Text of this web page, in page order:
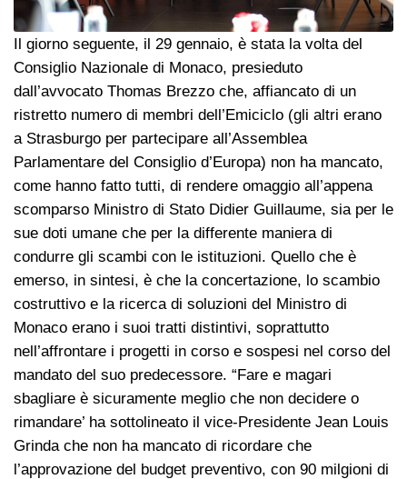
Il giorno seguente, il 29 gennaio, è stata la volta del
Consiglio Nazionale di Monaco, presieduto
dall’avvocato Thomas Brezzo che, affiancato di un
ristretto numero di membri dell’Emiciclo (gli altri erano
a Strasburgo per partecipare all’Assemblea
Parlamentare del Consiglio d’Europa) non ha mancato,
come hanno fatto tutti, di rendere omaggio all’appena
scomparso Ministro di Stato Didier Guillaume, sia per le
sue doti umane che per la differente maniera di
condurre gli scambi con le istituzioni. Quello che è
emerso, in sintesi, è che la concertazione, lo scambio
costruttivo e la ricerca di soluzioni del Ministro di
Monaco erano i suoi tratti distintivi, soprattutto
nell’affrontare i progetti in corso e sospesi nel corso del
mandato del suo predecessore. “Fare e magari
sbagliare è sicuramente meglio che non decidere o
rimandare’ ha sottolineato il vice-Presidente Jean Louis
Grinda che non ha mancato di ricordare che
l’approvazione del budget preventivo, con 90 milgioni di